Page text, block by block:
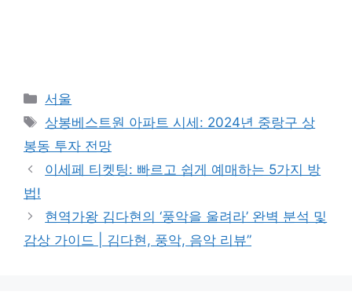
Categories
서울
Tags
상봉베스트원 아파트 시세: 2024년 중랑구 상
봉동 투자 전망
이세페 티켓팅: 빠르고 쉽게 예매하는 5가지 방
법!
현역가왕 김다현의 ‘풍악을 울려라’ 완벽 분석 및
감상 가이드 | 김다현, 풍악, 음악 리뷰”